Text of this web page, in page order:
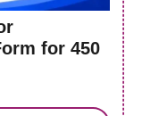
for 450